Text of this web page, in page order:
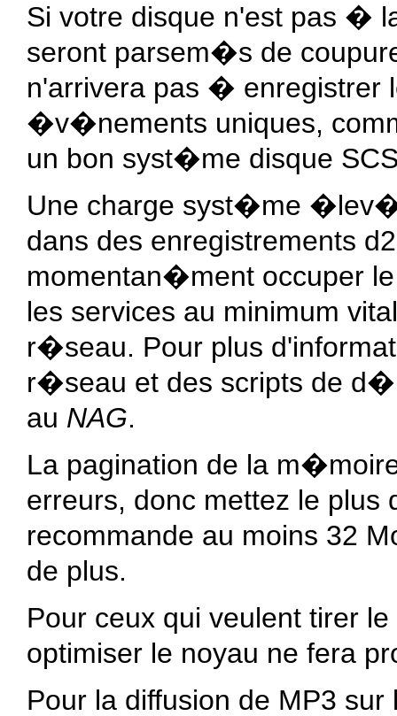
Si votre disque n'est pas �
seront parsem�s de
n'arrivera pas � enregistrer
�v�nements uniques,
un bon syst�me disque
Une charge syst�me
dans des enregistrements
momentan�ment occuper
les services au minimum
r�seau. Pour plus
r�seau et des scripts de
au NAG.
La pagination de la
erreurs, donc mettez le
recommande au moins 32
de plus.
Pour ceux qui veulent tirer
optimiser le noyau ne fera
Pour la diffusion de MP3